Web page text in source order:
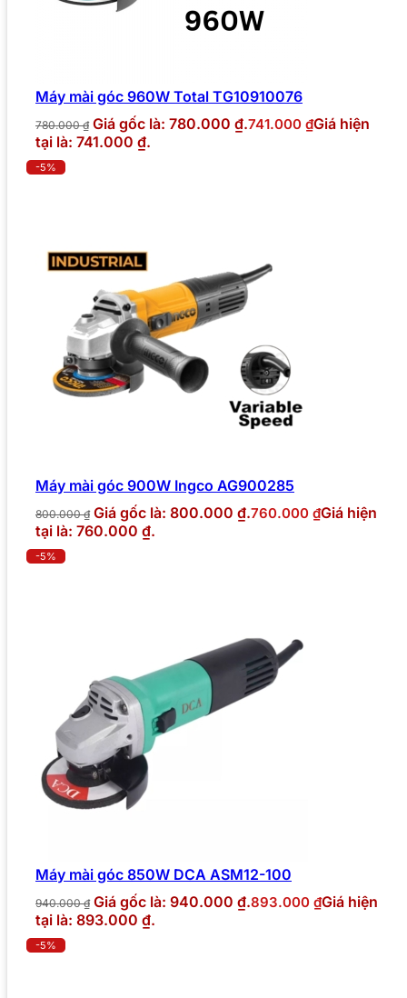
Máy mài góc 960W Total TG10910076
780.000₫ Giá gốc là: 780.000 ₫.741.000 ₫Giá hiện
tại là: 741.000 ₫.
-5%
Máy mài góc 900W Ingco AG900285
800.000₫ Giá gốc là: 800.000 ₫.760.000 ₫Giá hiện
tại là: 760.000 ₫.
-5%
Máy mài góc 850W DCA ASM12-100
940.000₫ Giá gốc là: 940.000 ₫.893.000 ₫Giá hiện
tại là: 893.000 ₫.
-5%